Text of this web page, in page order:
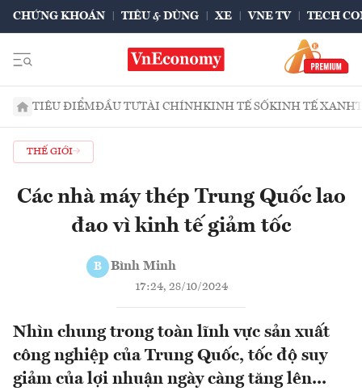
CHỨNG KHOÁN TIÊU & DÙNG XE VNE TV TECH
TIÊU ĐIỂMĐẦU TƯTÀI CHÍNHKINH TẾ SỐKINH TẾ XANH
THẾ GIỚI
Các nhà máy thép Trung Quốc lao
đao vì kinh tế giảm tốc
B Bình Minh
17:24, 28/10/2024
Nhìn chung trong toàn lĩnh vực sản xuất
công nghiệp của Trung Quốc, tốc độ suy
giảm của lợi nhuận ngày càng tăng lên...